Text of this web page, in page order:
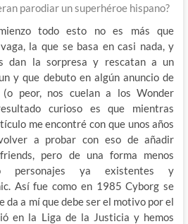
parodiar un superhéroe hispano?
todo esto no es más que
la que se basa en casi nada, y
dan la sorpresa y rescatan a un
y que debuto en algún anuncio de
(o peor, nos cuelan a los Wonder
curioso es que mientras
me encontré con que unos años
a probar con eso de añadir
pero de una forma menos
personajes ya existentes y
Así fue como en 1985 Cyborg se
da a mí que debe ser el motivo por el
en la Liga de la Justicia y hemos